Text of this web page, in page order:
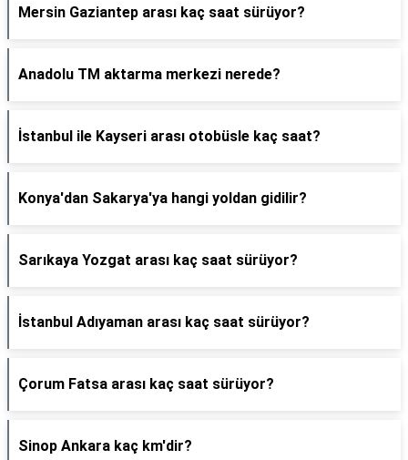
Mersin Gaziantep arası kaç saat sürüyor?
Anadolu TM aktarma merkezi nerede?
İstanbul ile Kayseri arası otobüsle kaç saat?
Konya'dan Sakarya'ya hangi yoldan gidilir?
Sarıkaya Yozgat arası kaç saat sürüyor?
İstanbul Adıyaman arası kaç saat sürüyor?
Çorum Fatsa arası kaç saat sürüyor?
Sinop Ankara kaç km'dir?